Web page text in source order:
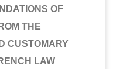
OF
THE
CUSTOMARY
LAW